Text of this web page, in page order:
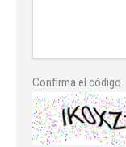
Confirma el código